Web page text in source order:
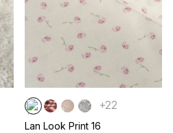
+22
Lan Look Print 16